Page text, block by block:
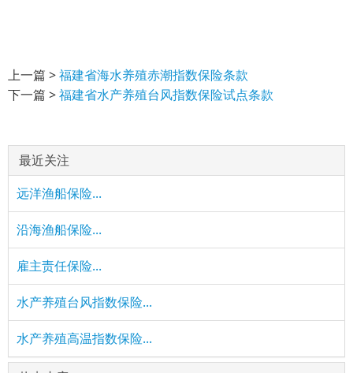
上一篇 >福建省海水养殖赤潮指数保险条款
下一篇 >福建省水产养殖台风指数保险试点条款
最近关注
远洋渔船保险...
沿海渔船保险...
雇主责任保险...
水产养殖台风指数保险...
水产养殖高温指数保险...